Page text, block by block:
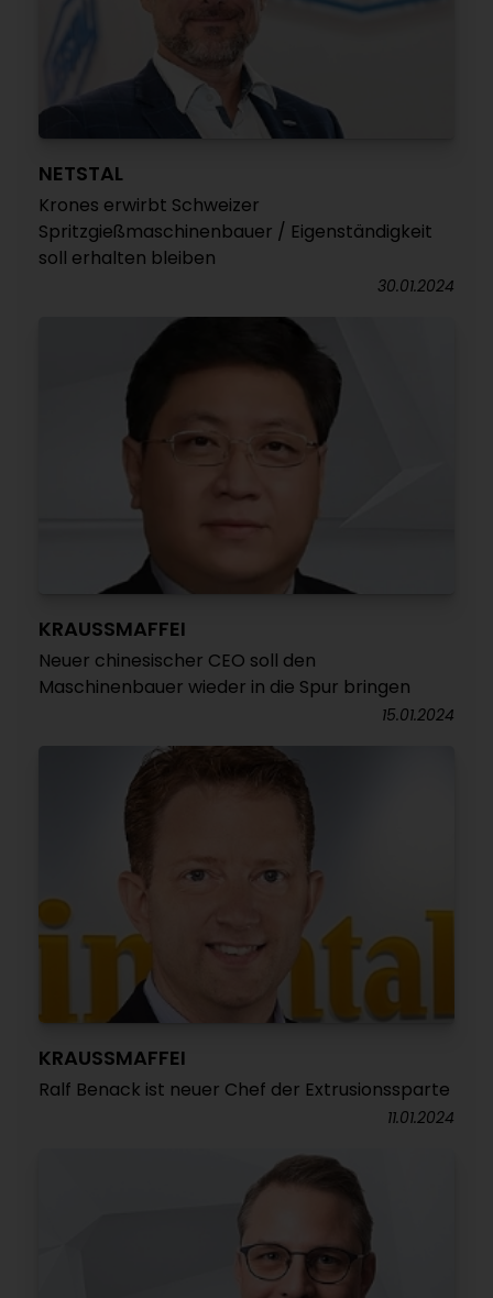
NETSTAL
Krones erwirbt Schweizer
Spritzgießmaschinenbauer / Eigenständigkeit
soll erhalten bleiben
30.01.2024
KRAUSSMAFFEI
Neuer chinesischer CEO soll den
Maschinenbauer wieder in die Spur bringen
15.01.2024
KRAUSSMAFFEI
Ralf Benack ist neuer Chef der Extrusionssparte
11.01.2024